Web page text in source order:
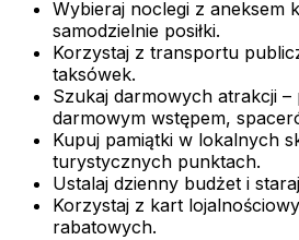
Wybieraj noclegi z aneksem
samodzielnie posiłki.
Korzystaj z transportu
taksówek.
Szukaj darmowych atrakcji
darmowym wstępem,
Kupuj pamiątki w lokalnych
turystycznych punktach.
Ustalaj dzienny budżet i
Korzystaj z kart
rabatowych.